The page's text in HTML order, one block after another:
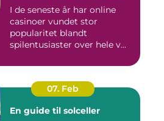
I de seneste år har online
casinoer vundet stor
popularitet blandt
spilentusiaster over hele v...
07. Feb
En guide til solceller